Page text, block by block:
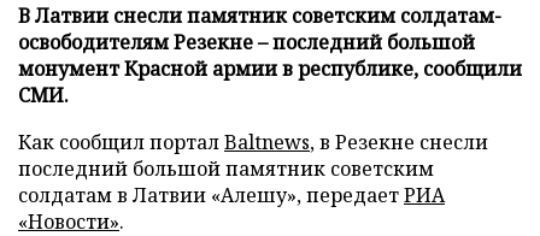
В Латвии снесли памятник советским солдатам-
освободителям Резекне – последний большой
монумент Красной армии в республике, сообщили
СМИ.
Как сообщил порталBaltnews, в Резекне снесли
последний большой памятник советским
солдатам в Латвии «Алешу», передаетРИА
«Новости».